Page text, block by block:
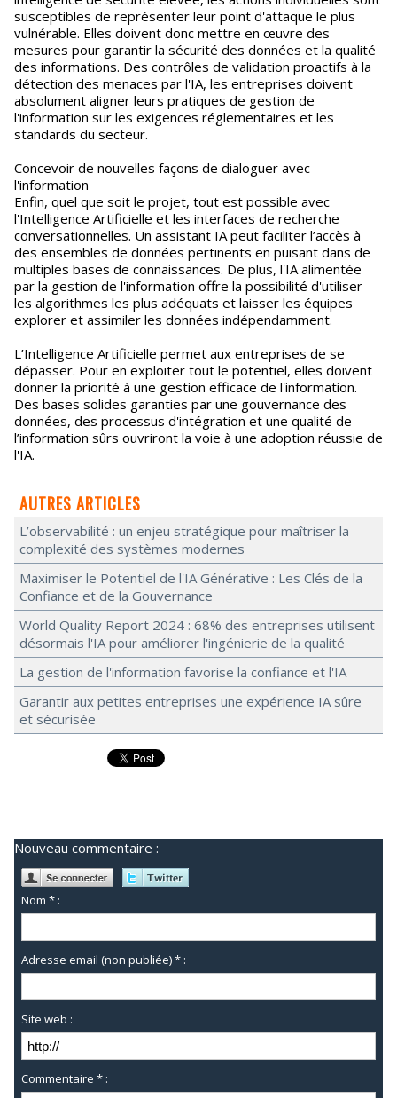
susceptibles de représenter leur point d'attaque le plus
vulnérable. Elles doivent donc mettre en œuvre des
mesures pour garantir la sécurité des données et la qualité
des informations. Des contrôles de validation proactifs à la
détection des menaces par l'IA, les entreprises doivent
absolument aligner leurs pratiques de gestion de
l'information sur les exigences réglementaires et les
standards du secteur.
Concevoir de nouvelles façons de dialoguer avec
l'information
Enfin, quel que soit le projet, tout est possible avec
l'Intelligence Artificielle et les interfaces de recherche
conversationnelles. Un assistant IA peut faciliter l’accès à
des ensembles de données pertinents en puisant dans de
multiples bases de connaissances. De plus, l'IA alimentée
par la gestion de l'information offre la possibilité d'utiliser
les algorithmes les plus adéquats et laisser les équipes
explorer et assimiler les données indépendamment.
L’Intelligence Artificielle permet aux entreprises de se
dépasser. Pour en exploiter tout le potentiel, elles doivent
donner la priorité à une gestion efficace de l'information.
Des bases solides garanties par une gouvernance des
données, des processus d'intégration et une qualité de
l’information sûrs ouvriront la voie à une adoption réussie de
l'IA.
AUTRES ARTICLES
L’observabilité : un enjeu stratégique pour maîtriser la
complexité des systèmes modernes
Maximiser le Potentiel de l'IA Générative : Les Clés de la
Confiance et de la Gouvernance
World Quality Report 2024 : 68% des entreprises utilisent
désormais l'IA pour améliorer l'ingénierie de la qualité
La gestion de l'information favorise la confiance et l'IA
Garantir aux petites entreprises une expérience IA sûre
et sécurisée
Nouveau commentaire :
Nom * :
Adresse email (non publiée) * :
Site web :
Commentaire * :